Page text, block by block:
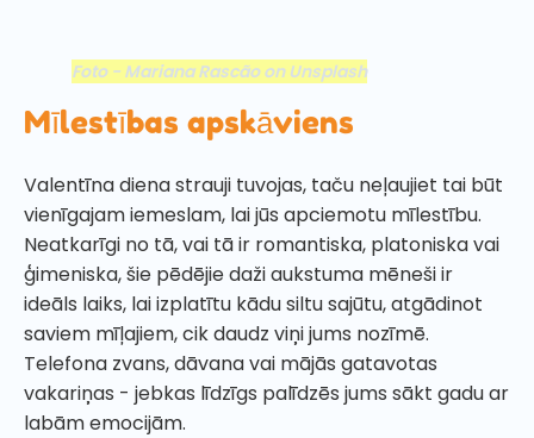
Foto - Mariana Rascão on Unsplash
Mīlestības apskāviens
Valentīna diena strauji tuvojas, taču neļaujiet tai būt
vienīgajam iemeslam, lai jūs apciemotu mīlestību.
Neatkarīgi no tā, vai tā ir romantiska, platoniska vai
ģimeniska, šie pēdējie daži aukstuma mēneši ir
ideāls laiks, lai izplatītu kādu siltu sajūtu, atgādinot
saviem mīļajiem, cik daudz viņi jums nozīmē.
Telefona zvans, dāvana vai mājās gatavotas
vakariņas - jebkas līdzīgs palīdzēs jums sākt gadu ar
labām emocijām.